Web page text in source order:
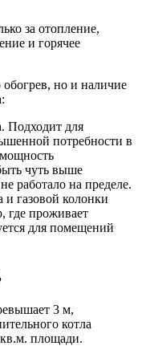
за отопление,
и горячее
но и наличие
Подходит для
потребности в
чуть выше
работало на пределе.
и газовой колонки
где проживает
для помещений
3 м,
котла
площади.